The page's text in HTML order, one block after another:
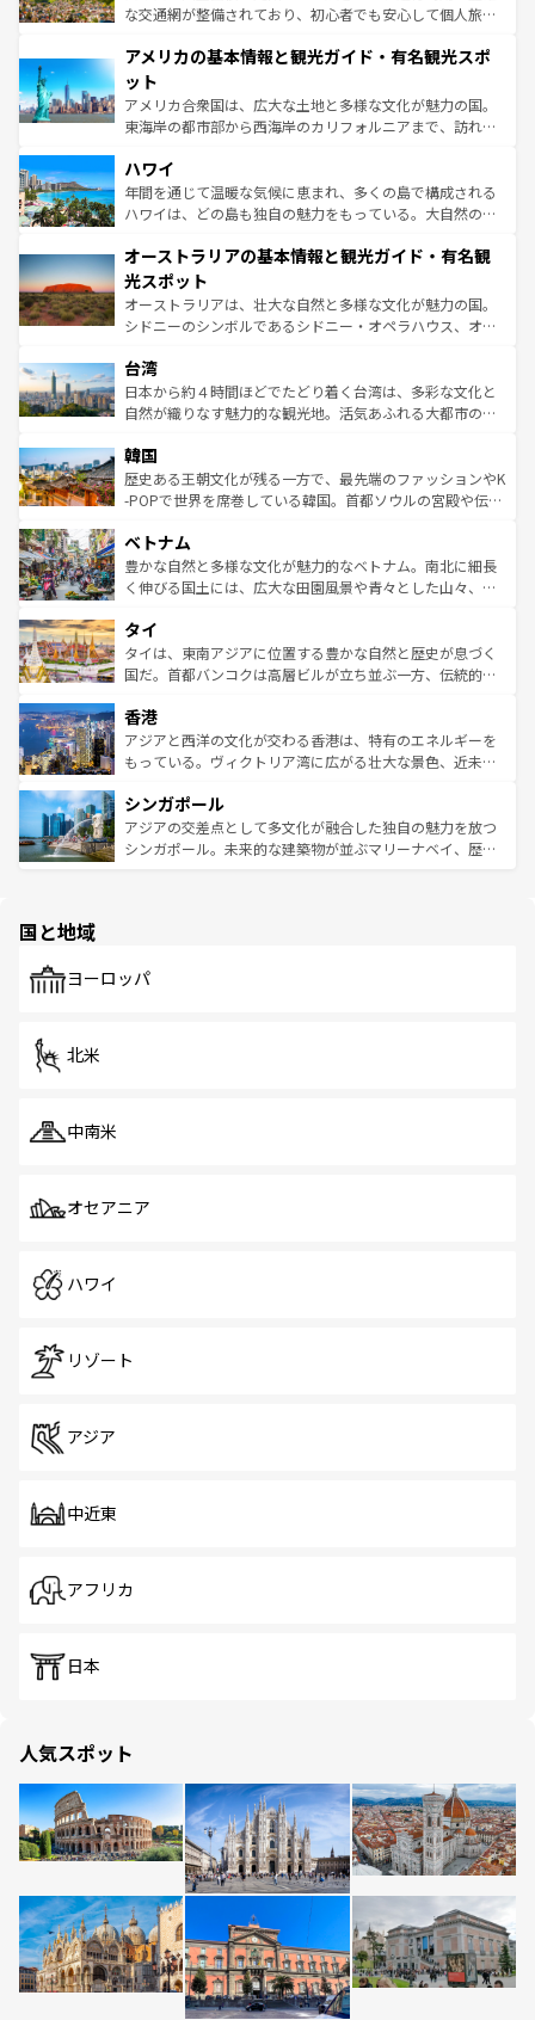
戦など、本場だからこそできる体験も豊富。イギリスを旅
ンツ一覧を参照してほしい。
な交通網が整備されており、初心者でも安心して個人旅行
の建物がそのまま残る町や、スイスならではのユニークな
博物館もあり、アルプス観光だけでなく町歩きも満喫する
ことができる。国民の所得が高いため物価も高いが、旅行
者向けの交通パス提供のサービスもあり、うまく活用すれ
着のスイス情報は
アメリカの基本情報と観光ガイド・有名観光スポ
ット
アメリカ合衆国は、広大な土地と多様な文化が魅力の国。
東海岸の都市部から西海岸のカリフォルニアまで、訪れる
のような巨大都市は、観光、ショッピング、エンターテイ
ンメントが詰まった刺激的なスポットだ。一方、アメリカ
西部には大自然が広がり、グランドキャニオンやイエロー
部のニューオーリンズでは、音楽と美食が融合した独特の
文化が魅力。旅行者はアメリカの各地域で異なる魅力を楽
しみながら、その多様性と豊かな歴史を感じることができ
るだろう。車でのロードトリップや列車の旅も、アメリカ
情報は
ハワイ
年間を通じて温暖な気候に恵まれ、多くの島で構成される
ハワイは、どの島も独自の魅力をもっている。大自然の神
ワイ島は見逃せない。また、定番の観光地といえばオアフ
島だが、静かな自然を求めるならマウイ島やカウアイ島が
おすすめ。エメラルドグリーンに輝く海をはじめ、豊かな
文化や歴史が息づいている。「アロハスピリット」と呼ば
人々、おいしいローカルフードやハワイアンミュージッ
ク、伝統的なフラダンスなど、すべてがハワイの魅力を彩
っている。訪れるたびに新しい発見と感動が待っているハ
はコンテンツ一覧
オーストラリアの基本情報と観光ガイド・有名観
光スポット
オーストラリアは、壮大な自然と多様な文化が魅力の国。
シドニーのシンボルであるシドニー・オペラハウス、オー
リアリーフや大陸中央部にそびえるウルル（エアーズロッ
ク）、タスマニアの美しい原生林やケアンズの熱帯雨林な
ど、見どころがたくさん。また、カフェやワイン、オージ
いる。アクティビティも充実しており、サーフィンやダイ
ビング、ハイキングなど、アウトドア好きにはたまらな
い。オーストラリアの多彩な魅力を存分に味わいつくそ
参照してほしい。
台湾
日本から約４時間ほどでたどり着く台湾は、多彩な文化と
自然が織りなす魅力的な観光地。活気あふれる大都市の台
ン）、静ひつな山岳地帯である台湾東部など、都市の喧騒
と山間の静けさが共存しており、訪れる人に新しい発見と
驚きをもたらしてくれる。また、奥深い台湾の食文化も魅
容にもいいと評判のスイーツなど、バラエティ豊かな料理
が味わえる。 なお、新着の台湾情報は コンテンツ一覧を参
照してほしい。
韓国
歴史ある王朝文化が残る一方で、最先端のファッションやK
-POPで世界を席巻している韓国。首都ソウルの宮殿や伝統
き、地方に足を延ばせば四季折々の自然美を楽しむことが
できる。そして、キムチや焼肉、絶品のストリートフード
まで、さまざまな韓国料理が待っている。夜には、韓国な
リティに包まれながら、韓国の多彩な魅力を心ゆくまで味
わってみてほしい。 なお、新着の韓国情報はコンテンツ一
覧を参照してほしい。
ベトナム
豊かな自然と多様な文化が魅力的なベトナム。南北に細長
く伸びる国土には、広大な田園風景や青々とした山々、世
急速な発展と共に伝統が息づく。ハノイの古い町並みやホ
ーチミン市のフランス統治時代の建物も、独特の雰囲気を
醸し出している。また、バラエティの豊かさとおいしさで
とつ。フォーやバインミー、ベトナムコーヒーなどは、ぜ
ひ現地で味わいたい。どの地域を訪れてもあたたかい人々
が旅行者を迎えてくれるので、きっと忘れられない旅にな
参照してほしい。
タイ
タイは、東南アジアに位置する豊かな自然と歴史が息づく
国だ。首都バンコクは高層ビルが立ち並ぶ一方、伝統的な
の活気が交差している。北部ではチェンマイなどの山岳地
帯で自然と触れ合い、南部ではプーケットやクラビの美し
いビーチでリゾート気分を楽しむことができる。タイ料理
激する。気候は一年中温暖で、どの季節にも異なる楽しみ
が待っている。親しみやすいタイの人々、仏教を中心とし
た文化、そして多様な観光資源が、訪れる旅人を魅了し続
香港
アジアと西洋の文化が交わる香港は、特有のエネルギーを
もっている。ヴィクトリア湾に広がる壮大な景色、近未来
み、どこを訪れても感動するはず。観光スポットが密集し
ており、効率よく見どころを回れるのも魅力。息をのむよ
うな絶景から文化的な体験まで、香港を存分に楽しみ尽く
シンガポール
アジアの交差点として多文化が融合した独自の魅力を放つ
シンガポール。未来的な建築物が並ぶマリーナベイ、歴史
で、ホーカーズは地元の風情を楽しめる外せないスポット
国と地域
ヨーロッパ
北米
中南米
オセアニア
ハワイ
リゾート
アジア
中近東
アフリカ
日本
人気スポット